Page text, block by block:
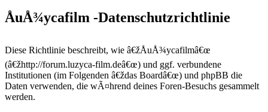
ÅuÅ¾ycafilm -Datenschutzrichtlinie
Diese Richtlinie beschreibt, wie â€žÅuÅ¾ycafilmâ€œ
(â€žhttp://forum.luzyca-film.deâ€œ) und ggf. verbundene
Institutionen (im Folgenden â€ždas Boardâ€œ) und phpBB die
Daten verwenden, die wÃ¤hrend deines Foren-Besuchs gesammelt
werden.